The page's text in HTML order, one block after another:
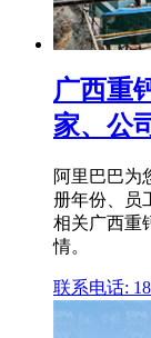
广西重
家、公
阿里巴巴为
册年份、员
相关广西重
情。
联系电话: